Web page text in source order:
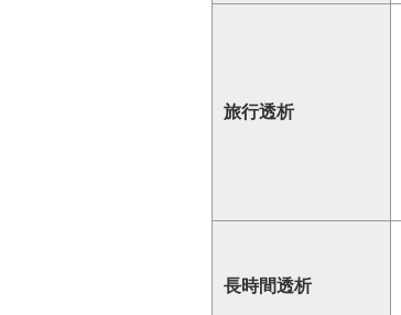
旅行透析
長時間透析